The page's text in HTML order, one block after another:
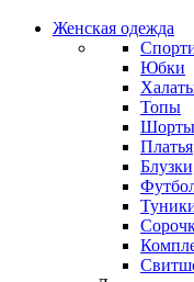
Женская одежда
Юбки
Топы
Платья